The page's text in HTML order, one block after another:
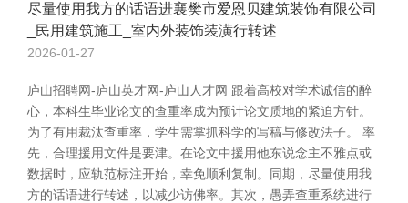
尽量使用我方的话语进襄樊市爱恩贝建筑装饰有限公司
_民用建筑施工_室内外装饰装潢行转述
2026-01-27
庐山招聘网-庐山英才网-庐山人才网 跟着高校对学术诚信的醉
心，本科生毕业论文的查重率成为预计论文质地的紧迫方针。
为了有用裁汰查重率，学生需掌抓科学的写稿与修改法子。 率
先，合理援用文件是要津。在论文中援用他东说念主不雅点或
数据时，应轨范标注开始，幸免顺利复制。同期，尽量使用我
方的话语进行转述，以减少访佛率。其次，愚弄查重系统进行